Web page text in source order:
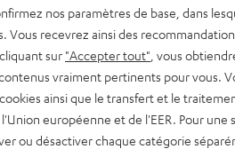
salle de bain : ce qu’il
dans des espaces
nos paramètres de base, dans
Vous recevrez ainsi des
sur "Accepter tout" , vous
vraiment pertinents pour vous.
ainsi que le transfert et le
européenne et de l'EER. Pour une
ou désactiver chaque catégorie